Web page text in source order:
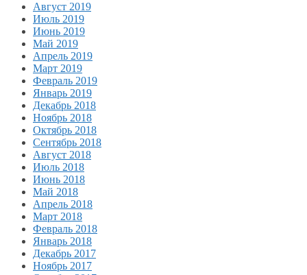
Август 2019
Июль 2019
Июнь 2019
Май 2019
Апрель 2019
Март 2019
Февраль 2019
Январь 2019
Декабрь 2018
Ноябрь 2018
Октябрь 2018
Сентябрь 2018
Август 2018
Июль 2018
Июнь 2018
Май 2018
Апрель 2018
Март 2018
Февраль 2018
Январь 2018
Декабрь 2017
Ноябрь 2017